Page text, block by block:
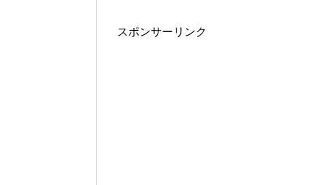
スポンサーリンク